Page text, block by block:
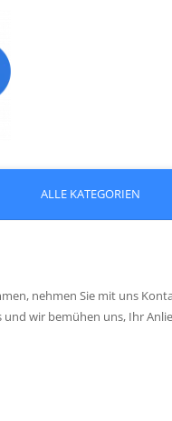
ALLE KATEGORIEN
nehmen Sie mit uns
wir bemühen uns, Ihr